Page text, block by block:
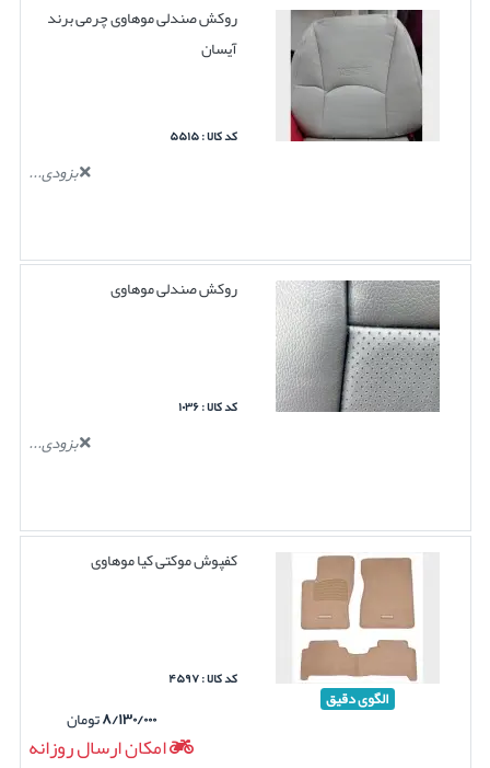
روکش صندلی موهاوی چرمی برند
آیسان
کد کالا : ۵۵۱۵
بزودی...
روکش صندلی موهاوی
کد کالا : ۱۰۳۶
بزودی...
الگوی دقیق
کفپوش موکتی کیا موهاوی
کد کالا : ۴۵۹۷
۸/۱۳۰/۰۰۰تومان
امکان ارسال روزانه